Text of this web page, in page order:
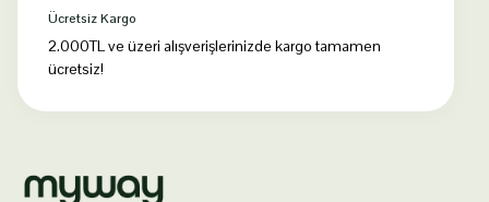
Ücretsiz Kargo
2.000TL ve üzeri alışverişlerinizde kargo tamamen
ücretsiz!